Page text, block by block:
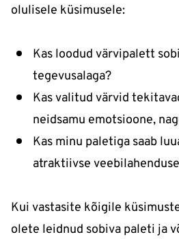
olulisele küsimusele:
Kas loodud värvipalett
tegevusalaga?
Kas valitud värvid
neidsamu emotsioone,
Kas minu paletiga saab
atraktiivse
Kui vastasite kõigile
olete leidnud sobiva paleti ja